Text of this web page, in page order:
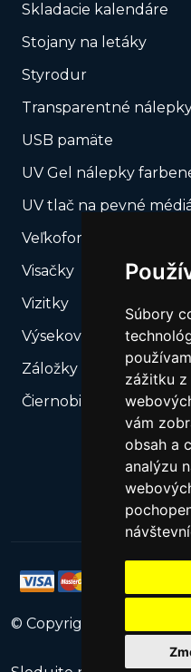
Súbory
zážitku z
vám
obsah a
analýzu
Skladacie kalendáre
Stojany na letáky
Styrodur
Transparentné nálepky
USB pamäte
UV Gel nálepky
UV tlač na pevné
Veľkoformátová tlač
Visačky
Vizitky
Výsekové produkty –
Záložky do kníh
Čiernobiela tlač
© Copyright